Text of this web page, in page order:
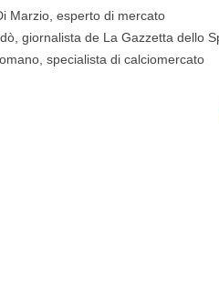
Marzio, esperto di mercato
giornalista de La Gazzetta dello
specialista di calciomercato